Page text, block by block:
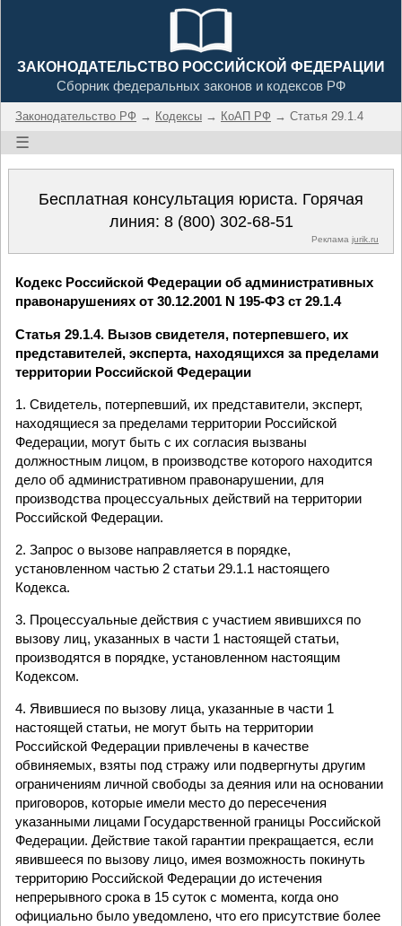
ЗАКОНОДАТЕЛЬСТВО РОССИЙСКОЙ ФЕДЕРАЦИИ
Сборник федеральных законов и кодексов РФ
Законодательство РФ → Кодексы → КоАП РФ → Статья 29.1.4
☰
Бесплатная консультация юриста. Горячая
линия: 8 (800) 302-68-51
Реклама jurik.ru
Кодекс Российской Федерации об административных
правонарушениях от 30.12.2001 N 195-ФЗ ст 29.1.4
Статья 29.1.4. Вызов свидетеля, потерпевшего, их
представителей, эксперта, находящихся за пределами
территории Российской Федерации
1. Свидетель, потерпевший, их представители, эксперт,
находящиеся за пределами территории Российской
Федерации, могут быть с их согласия вызваны
должностным лицом, в производстве которого находится
дело об административном правонарушении, для
производства процессуальных действий на территории
Российской Федерации.
2. Запрос о вызове направляется в порядке,
установленном частью 2 статьи 29.1.1 настоящего
Кодекса.
3. Процессуальные действия с участием явившихся по
вызову лиц, указанных в части 1 настоящей статьи,
производятся в порядке, установленном настоящим
Кодексом.
4. Явившиеся по вызову лица, указанные в части 1
настоящей статьи, не могут быть на территории
Российской Федерации привлечены в качестве
обвиняемых, взяты под стражу или подвергнуты другим
ограничениям личной свободы за деяния или на основании
приговоров, которые имели место до пересечения
указанными лицами Государственной границы Российской
Федерации. Действие такой гарантии прекращается, если
явившееся по вызову лицо, имея возможность покинуть
территорию Российской Федерации до истечения
непрерывного срока в 15 суток с момента, когда оно
официально было уведомлено, что его присутствие более